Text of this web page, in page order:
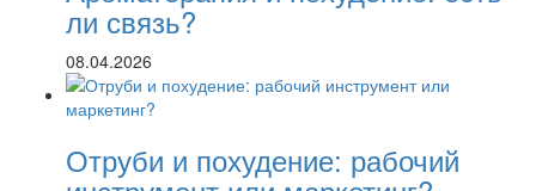
ли связь?
08.04.2026
Отруби и похудение: рабочий